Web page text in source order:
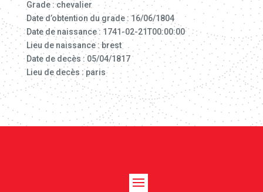
Grade : chevalier
Date d’obtention du grade : 16/06/1804
Date de naissance : 1741-02-21T00:00:00
Lieu de naissance : brest
Date de decès : 05/04/1817
Lieu de decès : paris